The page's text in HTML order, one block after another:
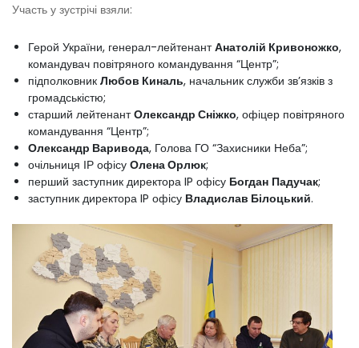
Участь у зустрічі взяли:
Герой України, генерал-лейтенантАнатолій Кривоножко,
командувач повітряного командування “Центр”;
підполковник Любов Киналь, начальник служби зв’язків з
громадськістю;
старший лейтенантОлександр Сніжко, офіцер повітряного
командування “Центр”;
Олександр Варивода, Голова ГО “Захисники Неба”;
очільниця ІР офісу Олена Орлюк;
перший заступник директора IP офісу Богдан Падучак;
заступник директора IP офісу Владислав Білоцький.